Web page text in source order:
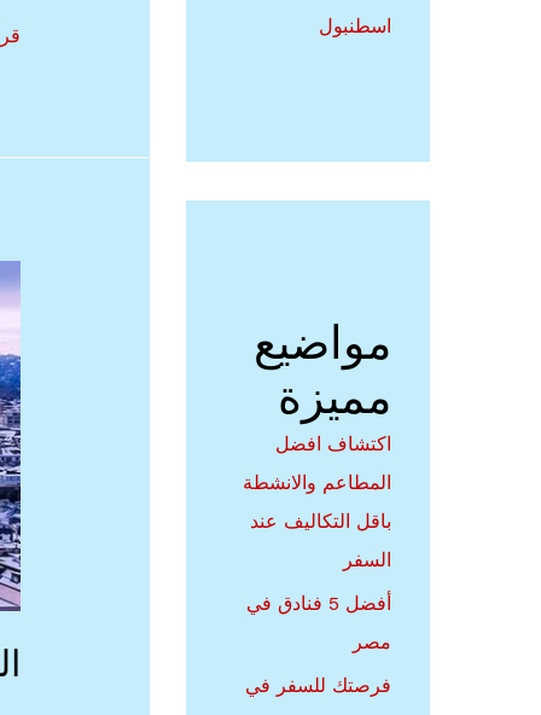
اسطنبول
مواضيع
مميزة
اكتشاف افضل
المطاعم والانشطة
باقل التكاليف عند
السفر
أفضل 5 فنادق في
مصر
فرصتك للسفر في